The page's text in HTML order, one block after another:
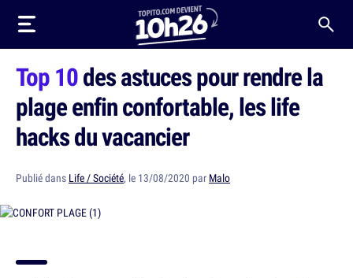
Top 10des astuces pour rendre la
plage enfin confortable, les life
hacks du vacancier
Publié dans Life / Société, le 13/08/2020 par Malo